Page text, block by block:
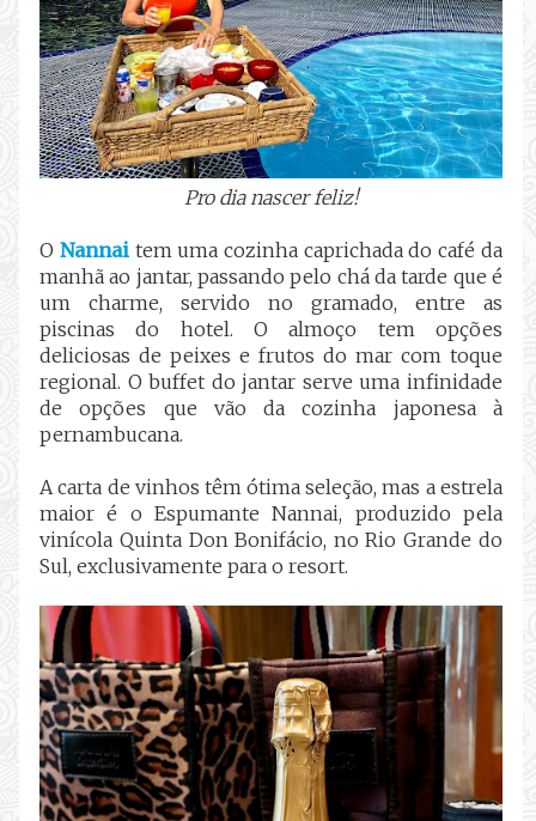
Pro dia nascer feliz!
O Nannai tem uma cozinha caprichada do café da
manhã ao jantar, passando pelo chá da tarde que é
um charme, servido no gramado, entre as
piscinas do hotel. O almoço tem opções
deliciosas de peixes e frutos do mar com toque
regional. O buffet do jantar serve uma infinidade
de opções que vão da cozinha japonesa à
pernambucana.
A carta de vinhos têm ótima seleção, mas a estrela
maior é o Espumante Nannai, produzido pela
vinícola Quinta Don Bonifácio, no Rio Grande do
Sul, exclusivamente para o resort.